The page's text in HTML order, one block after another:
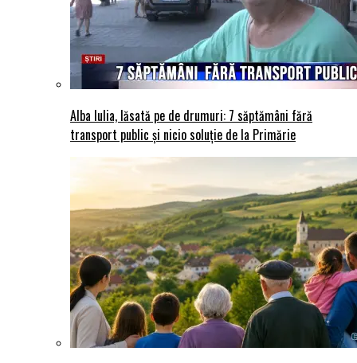
Alba Iulia, lăsată pe de drumuri: 7 săptămâni fără
transport public și nicio soluție de la Primărie